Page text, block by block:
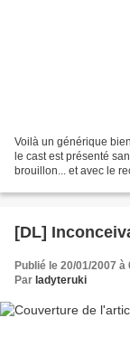
Voilà un générique
le cast est présenté
brouillon... et avec le
[DL]
Publié le 20/01/2007 à
Par ladyteruki